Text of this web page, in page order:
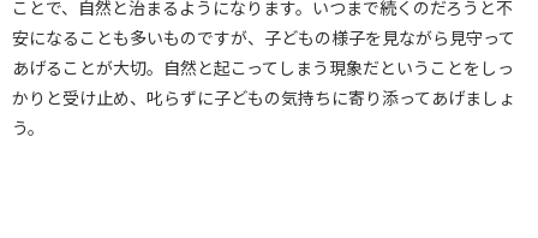
ことで、自然と治まるようになります。いつまで続くのだろうと不
安になることも多いものですが、子どもの様子を見ながら見守って
あげることが大切。自然と起こってしまう現象だということをしっ
かりと受け止め、叱らずに子どもの気持ちに寄り添ってあげましょ
う。